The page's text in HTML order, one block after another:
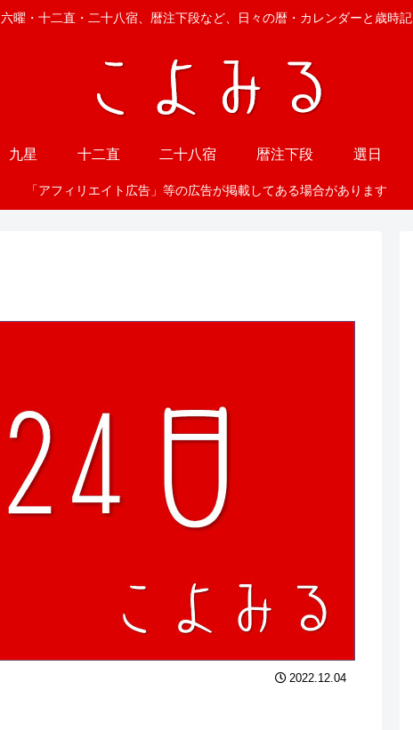
六曜・十二直・二十八宿、暦注下段など、日々の暦・カレンダーと歳時記
九星 十二直 二十八宿 暦注下段 選日
「アフィリエイト広告」等の広告が掲載してある場合があります
2022.12.04